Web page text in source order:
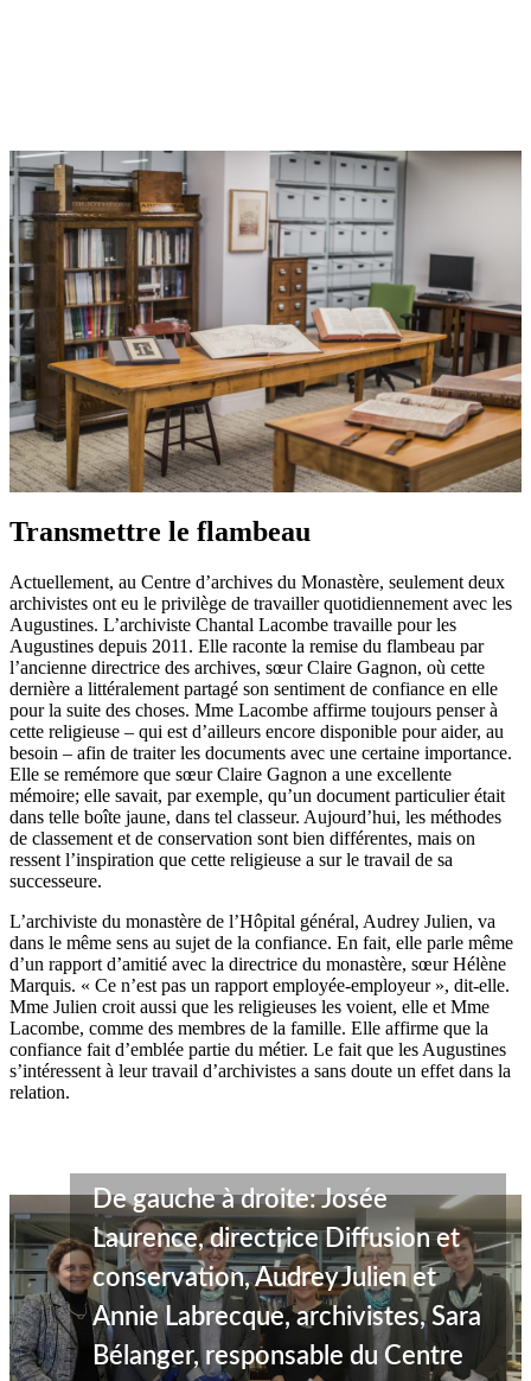
Transmettre le flambeau
Actuellement, au Centre d’archives du Monastère, seulement deux
archivistes ont eu le privilège de travailler quotidiennement avec les
Augustines. L’archiviste Chantal Lacombe travaille pour les
Augustines depuis 2011. Elle raconte la remise du flambeau par
l’ancienne directrice des archives, sœur Claire Gagnon, où cette
dernière a littéralement partagé son sentiment de confiance en elle
pour la suite des choses. Mme Lacombe affirme toujours penser à
cette religieuse – qui est d’ailleurs encore disponible pour aider, au
besoin – afin de traiter les documents avec une certaine importance.
Elle se remémore que sœur Claire Gagnon a une excellente
mémoire; elle savait, par exemple, qu’un document particulier était
dans telle boîte jaune, dans tel classeur. Aujourd’hui, les méthodes
de classement et de conservation sont bien différentes, mais on
ressent l’inspiration que cette religieuse a sur le travail de sa
successeure.
L’archiviste du monastère de l’Hôpital général, Audrey Julien, va
dans le même sens au sujet de la confiance. En fait, elle parle même
d’un rapport d’amitié avec la directrice du monastère, sœur Hélène
Marquis. « Ce n’est pas un rapport employée-employeur », dit-elle.
Mme Julien croit aussi que les religieuses les voient, elle et Mme
Lacombe, comme des membres de la famille. Elle affirme que la
confiance fait d’emblée partie du métier. Le fait que les Augustines
s’intéressent à leur travail d’archivistes a sans doute un effet dans la
relation.
De gauche à droite: Josée
Laurence, directrice Diffusion et
conservation, Audrey Julien et
Annie Labrecque, archivistes, Sara
Bélanger, responsable du Centre